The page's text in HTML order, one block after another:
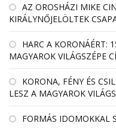
AZ OROSHÁZI MIKE
KIRÁLYNŐJELÖLTEK
HARC A KORONÁÉRT:
MAGYAROK VILÁGSZÉPE
KORONA, FÉNY ÉS
LESZ A MAGYAROK
FORMÁS IDOMOKKAL